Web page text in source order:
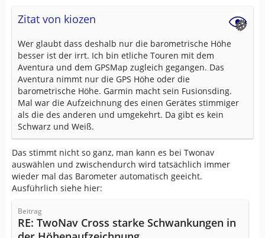
Zitat von kiozen
Wer glaubt dass deshalb nur die barometrische Höhe
besser ist der irrt. Ich bin etliche Touren mit dem
Aventura und dem GPSMap zugleich gegangen. Das
Aventura nimmt nur die GPS Höhe oder die
barometrische Höhe. Garmin macht sein Fusionsding.
Mal war die Aufzeichnung des einen Gerätes stimmiger
als die des anderen und umgekehrt. Da gibt es kein
Schwarz und Weiß.
Das stimmt nicht so ganz, man kann es bei Twonav
auswählen und zwischendurch wird tatsächlich immer
wieder mal das Barometer automatisch geeicht.
Ausführlich siehe hier:
Beitrag
RE: TwoNav Cross starke Schwankungen in